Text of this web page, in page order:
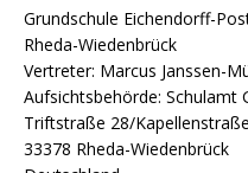
Grundschule Eichendorff-
Rheda-Wiedenbrück
Vertreter: Marcus Janssen-
Aufsichtsbehörde: Schulamt
Triftstraße 28/
33378 Rheda-Wiedenbrück